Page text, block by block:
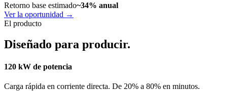
Retorno base estimado~34% anual
Ver la oportunidad →
El producto
Diseñado para producir.
120 kW de potencia
Carga rápida en corriente directa. De 20% a 80% en minutos.